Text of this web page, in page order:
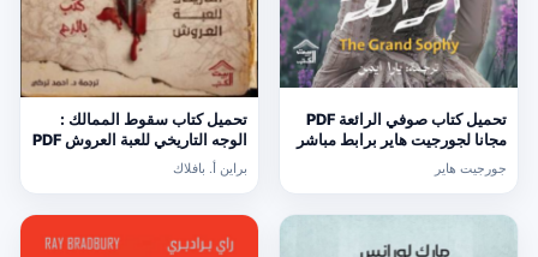
تحميل كتاب صوفي الرائعة PDF
مجانا لجورجيت هاير برابط مباشر
جورجيت هاير
تحميل كتاب سقوط الممالك :
الوجه التاريخي للعبة العروش PDF
مجانا
براين أ. بافلاك